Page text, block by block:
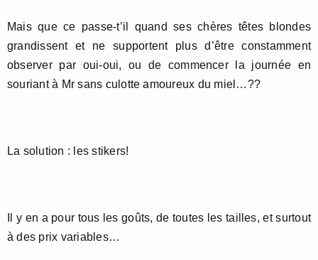
Mais que ce passe-t’il quand ses chères têtes blondes
grandissent et ne supportent plus d’être constamment
observer par oui-oui, ou de commencer la journée en
souriant à Mr sans culotte amoureux du miel…??
La solution : les stikers!
Il y en a pour tous les goûts, de toutes les tailles, et surtout
à des prix variables…